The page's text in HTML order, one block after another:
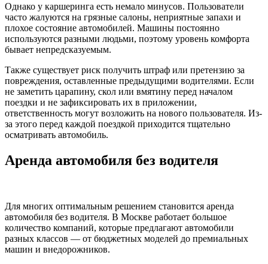
Однако у каршеринга есть немало минусов. Пользователи
часто жалуются на грязные салоны, неприятные запахи и
плохое состояние автомобилей. Машины постоянно
используются разными людьми, поэтому уровень комфорта
бывает непредсказуемым.
Также существует риск получить штраф или претензию за
повреждения, оставленные предыдущими водителями. Если
не заметить царапину, скол или вмятину перед началом
поездки и не зафиксировать их в приложении,
ответственность могут возложить на нового пользователя. Из-
за этого перед каждой поездкой приходится тщательно
осматривать автомобиль.
Аренда автомобиля без водителя
Для многих оптимальным решением становится аренда
автомобиля без водителя. В Москве работает большое
количество компаний, которые предлагают автомобили
разных классов — от бюджетных моделей до премиальных
машин и внедорожников.